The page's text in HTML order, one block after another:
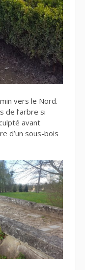
vers le Nord.
de l’arbre si
avant
d’un sous-bois